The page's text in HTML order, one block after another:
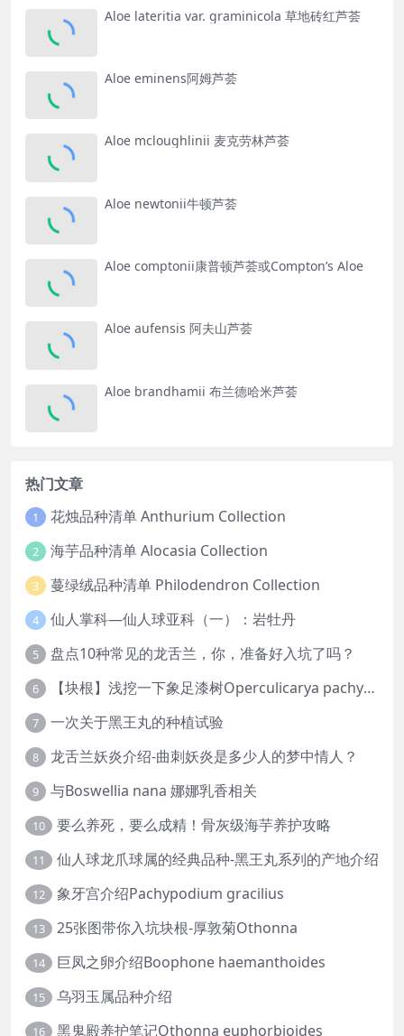
Aloe lateritia var. graminicola 草地砖红芦荟
Aloe eminens阿姆芦荟
Aloe mcloughlinii 麦克劳林芦荟
Aloe newtonii牛顿芦荟
Aloe comptonii康普顿芦荟或Compton’s Aloe
Aloe aufensis 阿夫山芦荟
Aloe brandhamii 布兰德哈米芦荟
热门文章
1 花烛品种清单 Anthurium Collection
2 海芋品种清单 Alocasia Collection
3 蔓绿绒品种清单 Philodendron Collection
4 仙人掌科—仙人球亚科（一）：岩牡丹
5 盘点10种常见的龙舌兰，你，准备好入坑了吗？
6 【块根】浅挖一下象足漆树Operculicarya pachypus
7 一次关于黑王丸的种植试验
8 龙舌兰妖炎介绍-曲刺妖炎是多少人的梦中情人？
9 与Boswellia nana 娜娜乳香相关
10 要么养死，要么成精！骨灰级海芋养护攻略
11 仙人球龙爪球属的经典品种-黑王丸系列的产地介绍
12 象牙宫介绍Pachypodium gracilius
13 25张图带你入坑块根-厚敦菊Othonna
14 巨凤之卵介绍Boophone haemanthoides
15 乌羽玉属品种介绍
16 黑鬼殿养护笔记Othonna euphorbioides